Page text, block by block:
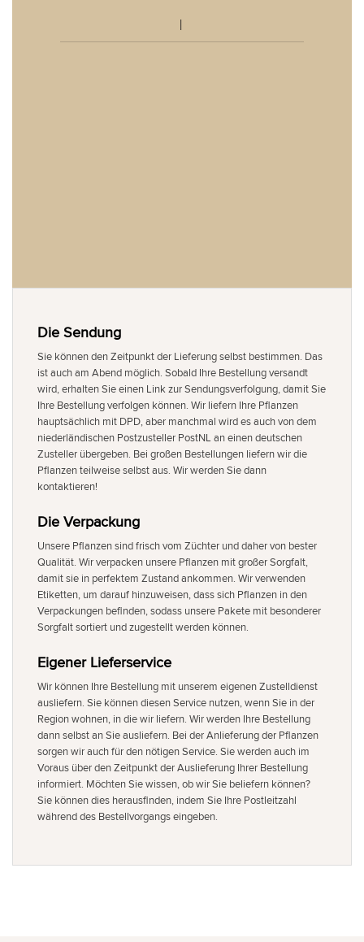
Die Sendung
Sie können den Zeitpunkt der Lieferung selbst bestimmen. Das
ist auch am Abend möglich. Sobald Ihre Bestellung versandt
wird, erhalten Sie einen Link zur Sendungsverfolgung, damit Sie
Ihre Bestellung verfolgen können. Wir liefern Ihre Pflanzen
hauptsächlich mit DPD, aber manchmal wird es auch von dem
niederländischen Postzusteller PostNL an einen deutschen
Zusteller übergeben. Bei großen Bestellungen liefern wir die
Pflanzen teilweise selbst aus. Wir werden Sie dann
kontaktieren!
Die Verpackung
Unsere Pflanzen sind frisch vom Züchter und daher von bester
Qualität. Wir verpacken unsere Pflanzen mit großer Sorgfalt,
damit sie in perfektem Zustand ankommen. Wir verwenden
Etiketten, um darauf hinzuweisen, dass sich Pflanzen in den
Verpackungen befinden, sodass unsere Pakete mit besonderer
Sorgfalt sortiert und zugestellt werden können.
Eigener Lieferservice
Wir können Ihre Bestellung mit unserem eigenen Zustelldienst
ausliefern. Sie können diesen Service nutzen, wenn Sie in der
Region wohnen, in die wir liefern. Wir werden Ihre Bestellung
dann selbst an Sie ausliefern. Bei der Anlieferung der Pflanzen
sorgen wir auch für den nötigen Service. Sie werden auch im
Voraus über den Zeitpunkt der Auslieferung Ihrer Bestellung
informiert. Möchten Sie wissen, ob wir Sie beliefern können?
Sie können dies herausfinden, indem Sie Ihre Postleitzahl
während des Bestellvorgangs eingeben.